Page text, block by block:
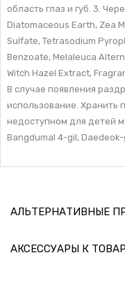
область глаз и губ. 3.
Diatomaceous Earth, Zea
Sulfate, Tetrasodium
Benzoate, Melaleuca
Witch Hazel Extract,
В случае появления
использование. Хранить
недоступном для детей
Bangdumal 4-gil,
АЛЬТЕРНАТИВНЫЕ
АКСЕССУАРЫ К